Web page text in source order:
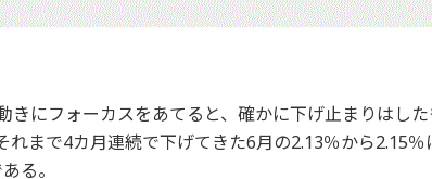
にフォーカスをあてると、確かに下げ止まりはした
まで4カ月連続で下げてきた6月の2.13％から2.15％
る。